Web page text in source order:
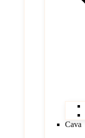
Cava